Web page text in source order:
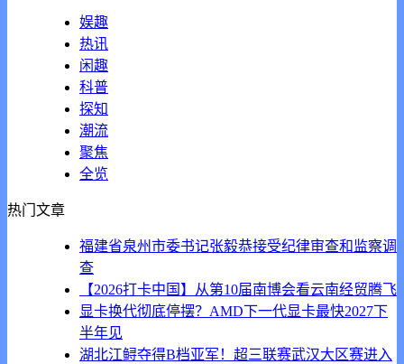
娱趣
热讯
闲趣
科普
探知
潮流
聚焦
全览
热门文章
福建省泉州市委书记张毅恭接受纪律审查和监察调
查
【2026打卡中国】从第10届南博会看云南经贸腾飞
显卡换代彻底停摆？AMD下一代显卡最快2027下
半年见
湖北江鲟夺得B档亚军！超三联赛武汉大区赛进入